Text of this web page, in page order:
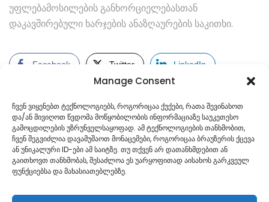
Manage Consent
ჩვენ ვიყენებთ ტექნოლოგიებს, როგორიცაა ქუქები, რათა შევინახოთ
და/ან მივიღოთ წვდომა მოწყობილობის ინფორმაციაზე საუკეთესო
გამოცდილების უზრუნველსაყოფად. ამ ტექნოლოგიების თანხმობით,
ჩვენ შეგვიძლია დავამუშაოთ მონაცემები, როგორიცაა ბრაუზერის ქცევა
ან უნიკალური ID-ები ამ საიტზე. თუ თქვენ არ დათანხმდებით ან
გაითხოვთ თანხმობას, შესაძლოა ეს უარყოფითად აისახოს გარკვეულ
ფუნქციებსა და მახასიათებლებზე.
უფლებამოსილების განხორციელებასთან
დაკავშირებული ხარჯების ანაზღაურების საკითხი.
Facebook Twitter LinkedIn